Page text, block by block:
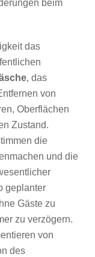
beim
das
, das
von
Oberflächen
Zustand.
die
und die
geplanter
Gäste zu
zu verzögern.
von
des